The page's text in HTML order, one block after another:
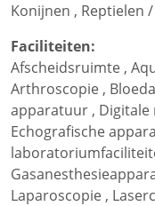
Konijnen , Reptielen
Faciliteiten:
Afscheidsruimte ,
Arthroscopie ,
apparatuur ,
Echografische
Laparoscopie ,